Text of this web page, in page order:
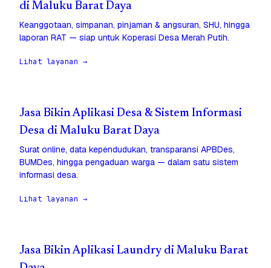
di Maluku Barat Daya
Keanggotaan, simpanan, pinjaman & angsuran, SHU, hingga
laporan RAT — siap untuk Koperasi Desa Merah Putih.
Lihat layanan →
Jasa Bikin Aplikasi Desa & Sistem Informasi
Desa di Maluku Barat Daya
Surat online, data kependudukan, transparansi APBDes,
BUMDes, hingga pengaduan warga — dalam satu sistem
informasi desa.
Lihat layanan →
Jasa Bikin Aplikasi Laundry di Maluku Barat